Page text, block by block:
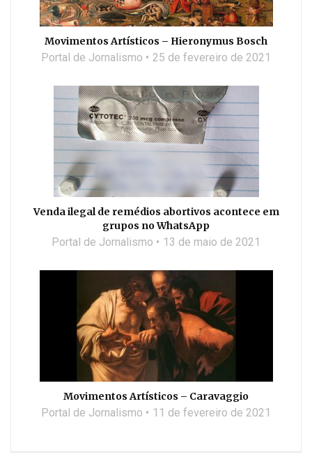
Movimentos Artísticos – Hieronymus Bosch
Portal de Jornalismo 25 de fevereiro de 2021
Venda ilegal de remédios abortivos acontece em
grupos no WhatsApp
Portal de Jornalismo 13 de maio de 2021
Movimentos Artísticos – Caravaggio
Portal de Jornalismo 11 de fevereiro de 2021